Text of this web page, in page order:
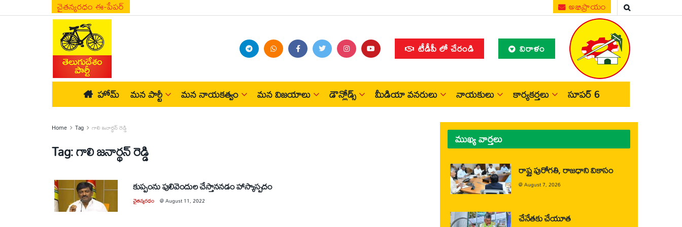
చైతన్యరధం ఈ-పేపర్ అభిప్రాయం
టీడీపీ లో చేరండి విరాళం
హోమ్ మన పార్టీ మన నాయకత్వం మన విజయాలు డౌన్లోడ్స్ మీడియా వనరులు నాయకులు కార్యకర్తలు సూపర్ 6
Home Tag గాలి జనార్థన్‌ రెడ్డి
Tag:గాలి జనార్థన్‌ రెడ్డి
కుప్పంను పులివెందుల చేస్తాననడం హాస్యాస్పదం
చైతన్యరధం @August 11, 2022
ముఖ్య వార్తలు
రాష్ట్ర పురోగతి, రాజధాని వికాసం
@August 7, 2026
చేనేతకు చేయూత